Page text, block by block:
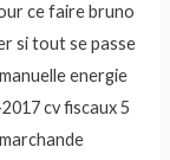
ce faire bruno
si tout se passe
energie
cv fiscaux 5